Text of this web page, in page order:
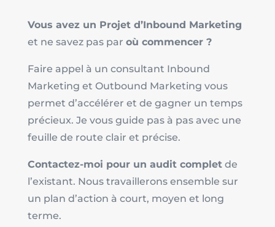
Vous avez un Projet d’Inbound Marketing
et ne savez pas par où commencer ?
Faire appel à un consultant Inbound
Marketing et Outbound Marketing vous
permet d’accélérer et de gagner un temps
précieux. Je vous guide pas à pas avec une
feuille de route clair et précise.
Contactez-moi pour un audit completde
l’existant. Nous travaillerons ensemble sur
un plan d’action à court, moyen et long
terme.